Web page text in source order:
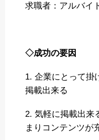
求職者：アルバイ
◇成功の要因
1. 企業にとって掛
掲載出来る
2. 気軽に掲載出来
まりコンテンツが